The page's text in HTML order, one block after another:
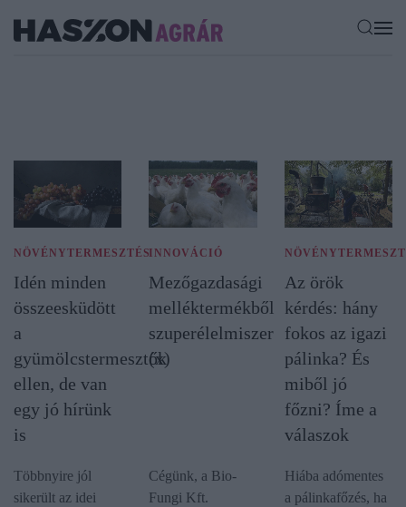
NÖVÉNYTERMESZTÉS
Idén minden
összeesküdött
a
gyümölcstermesztők
ellen, de van
egy jó hírünk
is
Többnyire jól
sikerült az idei
INNOVÁCIÓ
Mezőgazdasági
melléktermékből
szuperélelmiszer
(x)
Cégünk, a Bio-
Fungi Kft.
Az örök
kérdés: hány
fokos az igazi
pálinka? És
miből jó
főzni? Íme a
válaszok
Hiába adómentes
a pálinkafőzés, ha